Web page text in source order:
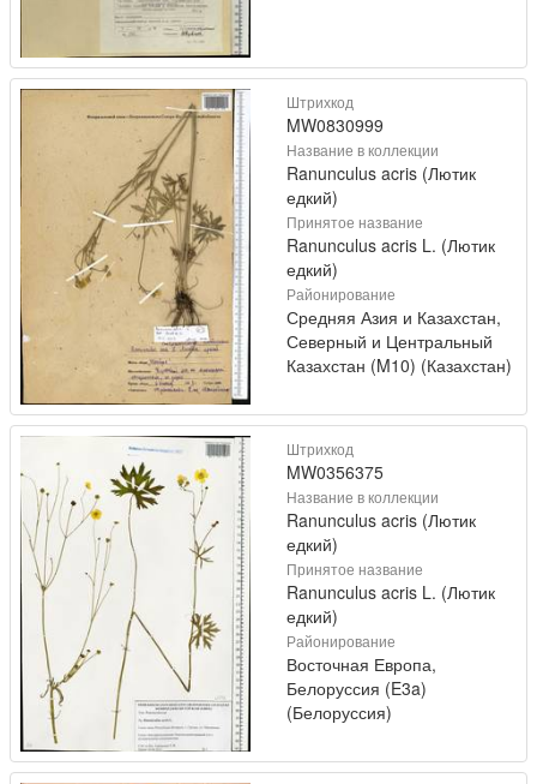
Штрихкод
MW0830999
Название в коллекции
Ranunculus acris (Лютик
едкий)
Принятое название
Ranunculus acris L. (Лютик
едкий)
Районирование
Средняя Азия и Казахстан,
Северный и Центральный
Казахстан (M10) (Казахстан)
Штрихкод
MW0356375
Название в коллекции
Ranunculus acris (Лютик
едкий)
Принятое название
Ranunculus acris L. (Лютик
едкий)
Районирование
Восточная Европа,
Белоруссия (E3a)
(Белоруссия)